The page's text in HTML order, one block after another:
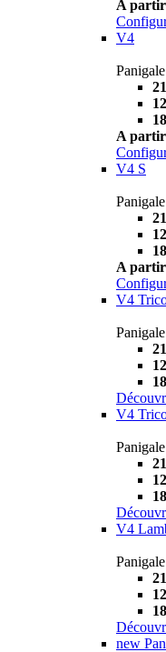
A partir
V4
A partir
V4 S
A partir
V4
V4
V4
new